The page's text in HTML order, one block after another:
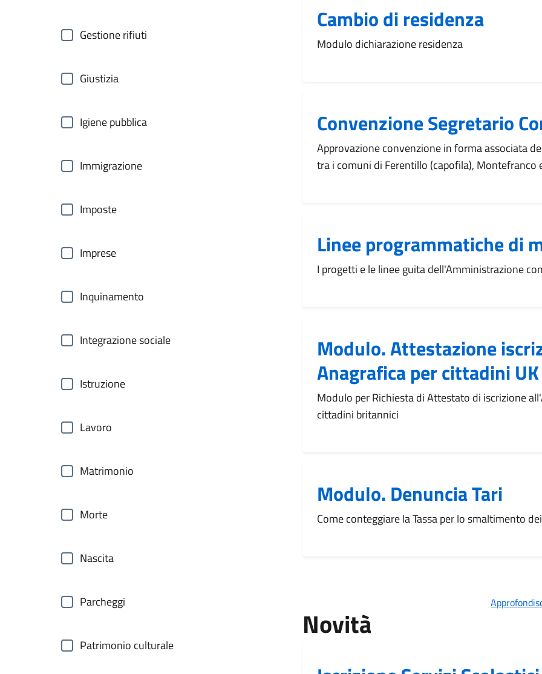
Gestione rifiuti
Giustizia
Igiene pubblica
Immigrazione
Imposte
Imprese
Inquinamento
Integrazione sociale
Istruzione
Lavoro
Matrimonio
Morte
Nascita
Parcheggi
Patrimonio culturale
Cambio di residenza
Modulo dichiarazione residenza
Convenzione Segretario
Approvazione convenzione in forma associata
tra i comuni di Ferentillo (capofila), Montefranco
Linee programmatiche di
I progetti e le linee guita dell'Amministrazione
Modulo. Attestazione
Anagrafica per cittadini UK
Modulo per Richiesta di Attestato di iscrizione
cittadini britannici
Modulo. Denuncia Tari
Come conteggiare la Tassa per lo smaltimento
Novità